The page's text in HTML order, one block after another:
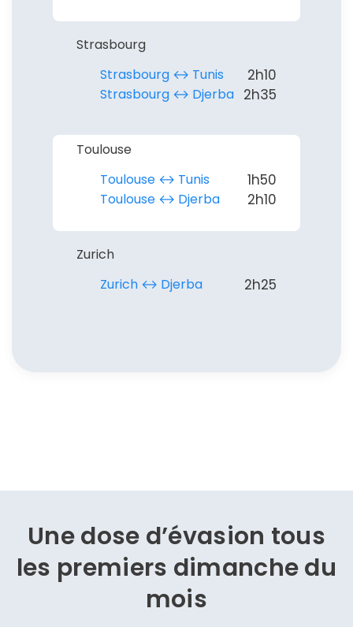
Strasbourg
Strasbourg ↔︎ Tunis
2h10
Strasbourg ↔︎ Djerba 2h35
Toulouse
Toulouse ↔︎ Tunis
1h50
Toulouse ↔︎ Djerba 2h10
Zurich
Zurich ↔︎ Djerba
2h25
Une dose d’évasion tous
les premiers dimanche du
mois